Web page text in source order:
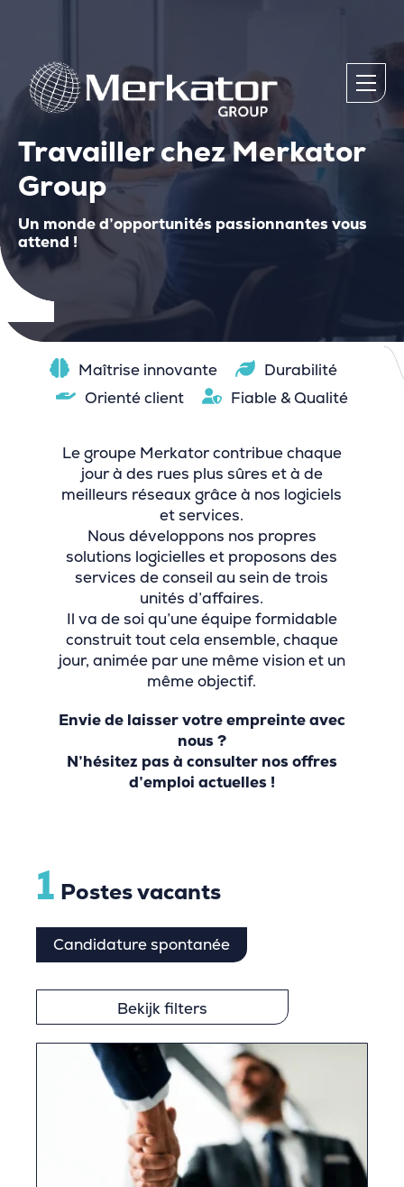
Travailler chez Merkator
Group
Un monde d’opportunités passionnantes vous
attend !
Maîtrise innovante
Durabilité
Orienté client
Fiable & Qualité
Le groupe Merkator contribue chaque
jour à des rues plus sûres et à de
meilleurs réseaux grâce à nos logiciels
et services.
Nous développons nos propres
solutions logicielles et proposons des
services de conseil au sein de trois
unités d’affaires.
Il va de soi qu’une équipe formidable
construit tout cela ensemble, chaque
jour, animée par une même vision et un
même objectif.
Envie de laisser votre empreinte avec
nous ?
N’hésitez pas à consulter nos offres
d’emploi actuelles !
1 Postes vacants
Candidature spontanée
Bekijk filters